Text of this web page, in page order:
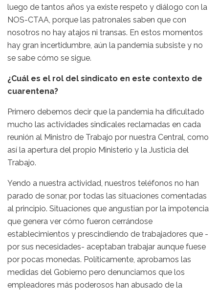
luego de tantos años ya existe respeto y diálogo con la
NOS-CTAA, porque las patronales saben que con
nosotros no hay atajos ni transas. En estos momentos
hay gran incertidumbre, aún la pandemia subsiste y no
se sabe cómo se sigue.
¿Cuál es el rol del sindicato en este contexto de
cuarentena?
Primero debemos decir que la pandemia ha dificultado
mucho las actividades sindicales reclamadas en cada
reunión al Ministro de Trabajo por nuestra Central, como
así la apertura del propio Ministerio y la Justicia del
Trabajo.
Yendo a nuestra actividad, nuestros teléfonos no han
parado de sonar, por todas las situaciones comentadas
al principio. Situaciones que angustian por la impotencia
que genera ver cómo fueron cerrándose
establecimientos y prescindiendo de trabajadores que -
por sus necesidades- aceptaban trabajar aunque fuese
por pocas monedas. Políticamente, aprobamos las
medidas del Gobierno pero denunciamos que los
empleadores más poderosos han abusado de la